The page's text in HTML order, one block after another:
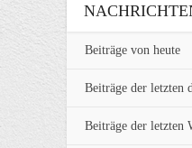
Beiträge von heute
Beiträge der letzten
Beiträge der letzten